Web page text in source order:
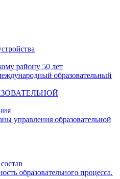
району 50 лет
образовательный
управления образовательной
образовательного процесса.